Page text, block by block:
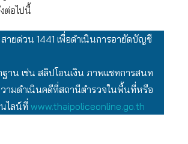
ต่อไปนี้
ายด่วน 1441 เพื่อดำเนินการอายัดบัญชี
าน เช่น สลิปโอนเงิน ภาพแชทการสนท
วามดำเนินคดีที่สถานีตำรวจในพื้นที่หรือ
ไลน์ที่ www.thaipoliceonline.go.th